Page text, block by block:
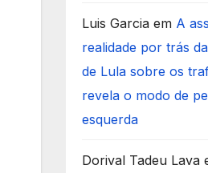
Luis Garciaem A
realidade por trás
de Lula sobre os
revela o modo de
esquerda
Dorival Tadeu Lava